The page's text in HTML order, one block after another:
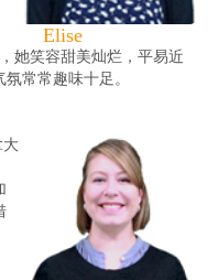
Elise
她笑容甜美灿烂，平易近
常常趣味十足。